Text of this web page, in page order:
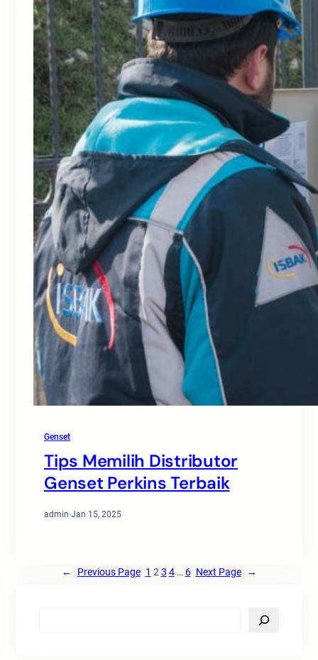
Genset
Tips Memilih Distributor
Genset Perkins Terbaik
admin·Jan 15, 2025
← Previous Page 1 2 3 4 … 6 Next Page →